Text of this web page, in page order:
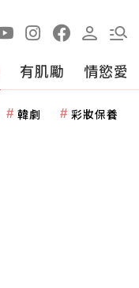
有肌勵 情慾愛
韓劇 彩妝保養